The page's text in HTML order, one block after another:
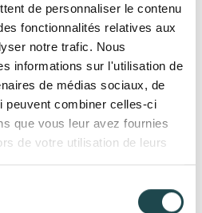
de personnaliser le contenu
fonctionnalités relatives aux
notre trafic. Nous
informations sur l'utilisation de
de médias sociaux, de
peuvent combiner celles-ci
que vous leur avez fournies
de votre utilisation de leurs
réalisées